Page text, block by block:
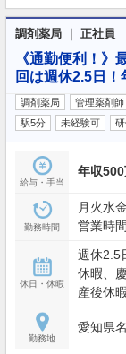
調剤薬局 ｜ 正社員
《通勤便利！》
回は週休2.5日
調剤薬局 管理薬剤師
駅5分
未経験可
給与・手当
年収
勤務時間
月火水
営業時
休日・休暇
週休2.5
休暇、
産後休
り）
勤務地
愛知県